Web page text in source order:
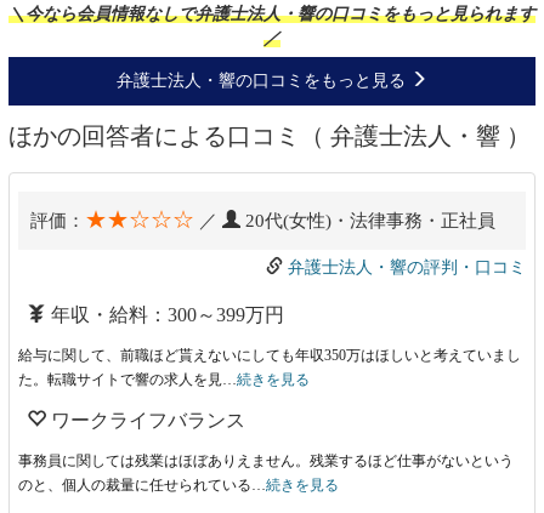
＼今なら会員情報なしで弁護士法人・響の口コミをもっと見られます
／
弁護士法人・響の口コミをもっと見る
ほかの回答者による口コミ（ 弁護士法人・響 ）
評価： ★★☆☆☆ ／ 20代(女性)・法律事務・正社員
弁護士法人・響の評判・口コミ
年収・給料：300～399万円
給与に関して、前職ほど貰えないにしても年収350万はほしいと考えていまし
た。転職サイトで響の求人を見… 続きを見る
ワークライフバランス
事務員に関しては残業はほぼありえません。残業するほど仕事がないという
のと、個人の裁量に任せられている… 続きを見る